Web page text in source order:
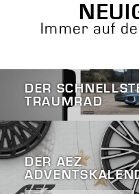
Immer auf
DER
TRAUMRAD
DER AEZ